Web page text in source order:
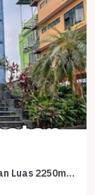
Gedung Mampang Prapatan Jakarta Selatan Luas 2250m2 Dijual Cepat